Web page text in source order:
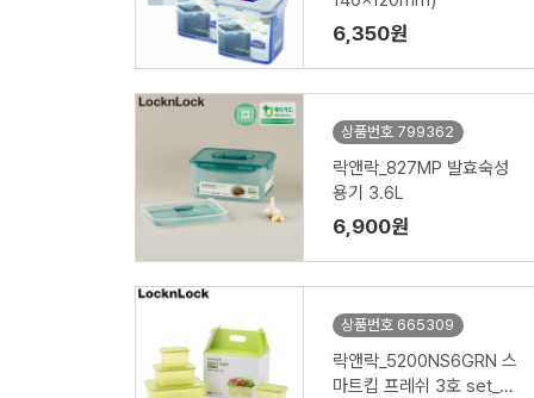
6,350원
상품번호 799362
락앤락_827MP 발효숙성
용기 3.6L
6,900원
상품번호 665309
락앤락_5200NS6GRN 스
마트킵 프레쉬 3호 set_간